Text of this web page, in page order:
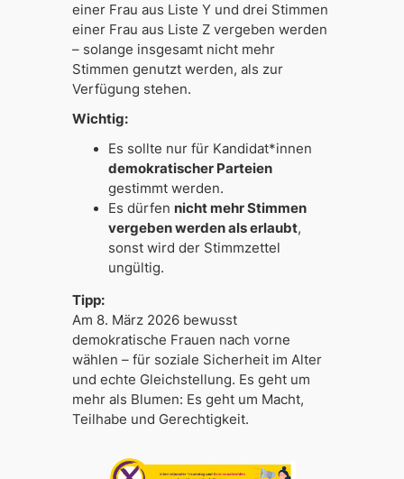
einer Frau aus Liste Y und drei Stimmen
einer Frau aus Liste Z vergeben werden
– solange insgesamt nicht mehr
Stimmen genutzt werden, als zur
Verfügung stehen.
Wichtig:
Es sollte nur für Kandidat*innen
demokratischer Parteien
gestimmt werden.
Es dürfen nicht mehr Stimmen
vergeben werden als erlaubt,
sonst wird der Stimmzettel
ungültig.
Tipp:
Am 8. März 2026 bewusst
demokratische Frauen nach vorne
wählen – für soziale Sicherheit im Alter
und echte Gleichstellung. Es geht um
mehr als Blumen: Es geht um Macht,
Teilhabe und Gerechtigkeit.